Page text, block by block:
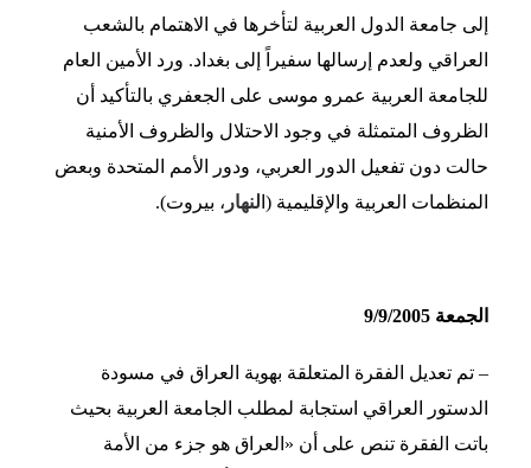
إلى جامعة الدول العربية لتأخرها في الاهتمام بالشعب
العراقي ولعدم إرسالها سفيراً إلى بغداد. ورد الأمين العام
للجامعة العربية عمرو موسى على الجعفري بالتأكيد أن
الظروف المتمثلة في وجود الاحتلال والظروف الأمنية
حالت دون تفعيل الدور العربي، ودور الأمم المتحدة وبعض
المنظمات العربية والإقليمية (ا لنهار ، بيروت).
الجمعة 9/9/2005
– تم تعديل الفقرة المتعلقة بهوية العراق في مسودة
الدستور العراقي استجابة لمطلب الجامعة العربية بحيث
باتت الفقرة تنص على أن «العراق هو جزء من الأمة